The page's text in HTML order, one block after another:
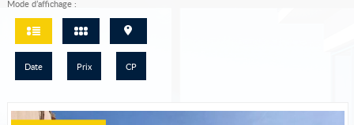
Alerte e-mail
Déposez votre recherche
Vous vendez votre bien
Mode d’affichage :
Date Prix CP